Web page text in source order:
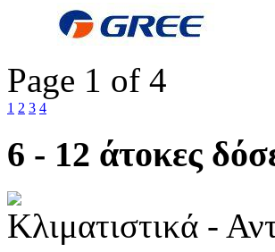
Page 1 of 4
1 2 3 4
6 - 12 άτοκες
Κλιματιστικά -